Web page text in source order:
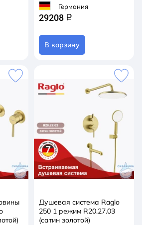
Германия
29208 q
В корзину
Душевая система Raglo
250 1 режим R20.27.03
(сатин золотой)